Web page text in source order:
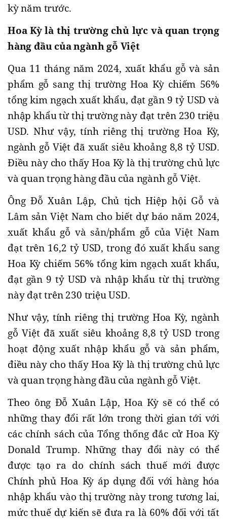
kỳ năm trước.
Hoa Kỳ là thị trường chủ lực và quan trọng
hàng đầu của ngành gỗ Việt
Qua 11 tháng năm 2024, xuất khẩu gỗ và sản
phẩm gỗ sang thị trường Hoa Kỳ chiếm 56%
tổng kim ngạch xuất khẩu, đạt gần 9 tỷ USD và
nhập khẩu từ thị trường này đạt trên 230 triệu
USD. Như vậy, tính riêng thị trường Hoa Kỳ,
ngành gỗ Việt đã xuất siêu khoảng 8,8 tỷ USD.
Điều này cho thấy Hoa Kỳ là thị trường chủ lực
và quan trọng hàng đầu của ngành gỗ Việt.
Ông Đỗ Xuân Lập, Chủ tịch Hiệp hội Gỗ và
Lâm sản Việt Nam cho biết dự báo năm 2024,
xuất khẩu gỗ và sản/phẩm gỗ của Việt Nam
đạt trên 16,2 tỷ USD, trong đó xuất khẩu sang
Hoa Kỳ chiếm 56% tổng kim ngạch xuất khẩu,
đạt gần 9 tỷ USD và nhập khẩu từ thị trường
này đạt trên 230 triệu USD.
Như vậy, tính riêng thị trường Hoa Kỳ, ngành
gỗ Việt đã xuất siêu khoảng 8,8 tỷ USD trong
hoạt động xuất nhập khẩu gỗ và sản phẩm,
điều này cho thấy Hoa Kỳ là thị trường chủ lực
và quan trọng hàng đầu của ngành gỗ Việt.
Theo ông Đỗ Xuân Lập, Hoa Kỳ sẽ có thể có
những thay đổi rất lớn trong thời gian tới với
các chính sách của Tổng thống đắc cử Hoa Kỳ
Donald Trump. Những thay đổi này có thể
được tạo ra do chính sách thuế mới được
Chính phủ Hoa Kỳ áp dụng đối với hàng hóa
nhập khẩu vào thị trường này trong tương lai,
mức thuế dự kiến sẽ đưa ra là 60% đối với tất